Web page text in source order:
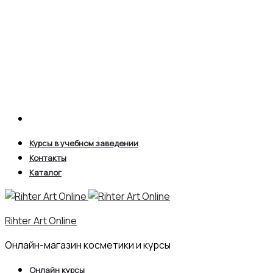
Курсы в учебном заведении
Контакты
Каталог
Rihter Art Online
Онлайн-магазин косметики и курсы
Онлайн курсы